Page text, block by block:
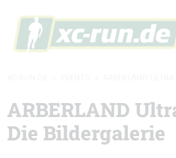
ARBERLAND
Die Bildergalerie